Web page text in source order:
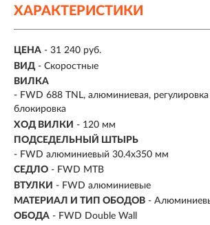
ХАРАКТЕРИСТИКИ
ЦЕНА - 31 240 руб.
ВИД - Скоростные
ВИЛКА
- FWD 688 TNL, алюминиевая,
блокировка
ХОД ВИЛКИ - 120 мм
ПОДСЕДЕЛЬНЫЙ ШТЫРЬ
- FWD алюминиевый 30.4x350 мм
СЕДЛО - FWD MTB
ВТУЛКИ - FWD алюминиевые
МАТЕРИАЛ И ТИП ОБОДОВ -
ОБОДА - FWD Double Wall